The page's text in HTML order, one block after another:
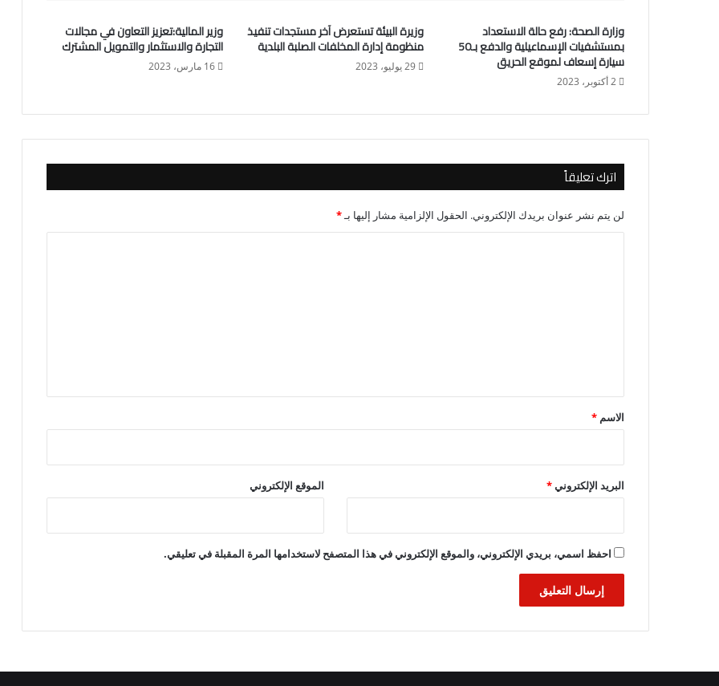
وزارة الصحة: رفع حالة الاستعداد
بمستشفيات الإسماعيلية والدفع بـ50
سيارة إسعاف لموقع الحريق
2 أكتوبر، 2023
وزيرة البيئة تستعرض آخر مستجدات تنفيذ
منظومة إدارة المخلفات الصلبة البلدية
29 يوليو، 2023
وزير المالية:تعزيز التعاون في مجالات
التجارة والاستثمار والتمويل المشترك
16 مارس، 2023
اترك تعليقاً
لن يتم نشر عنوان بريدك الإلكتروني. الحقول الإلزامية مشار إليها بـ*
*
الاسم *
البريد الإلكتروني* الموقع الإلكتروني
احفظ اسمي، بريدي الإلكتروني، والموقع الإلكتروني في هذا المتصفح لاستخدامها المرة المقبلة في تعليقي.